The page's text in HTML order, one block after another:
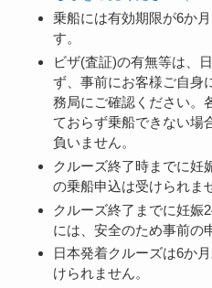
乗船には有効期限が6か
す。
ビザ(査証)の有無等は、
ず、事前にお客様ご自身
務局にご確認ください。
ておらず乗船できない場
負いません。
クルーズ終了時までに妊
の乗船申込は受けられま
クルーズ終了までに妊娠
には、安全のため事前の
日本発着クルーズは6か
けられません。